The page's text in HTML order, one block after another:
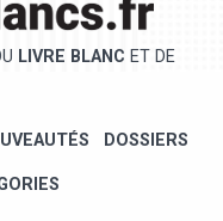
LIVRE BLANC ET DE
DOSSIERS